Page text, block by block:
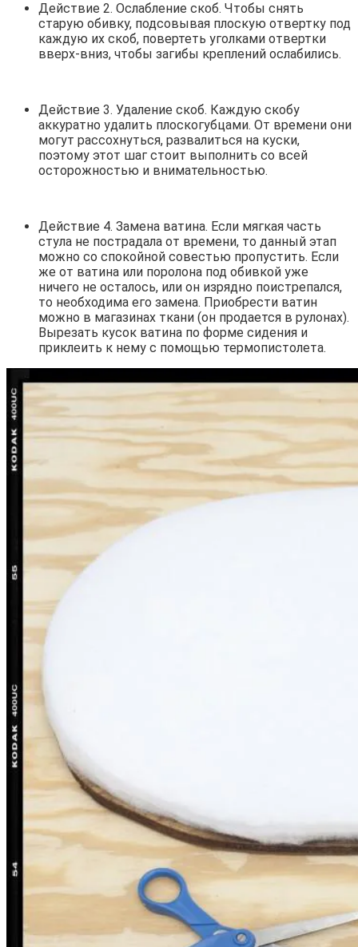
Действие 2. Ослабление скоб. Чтобы снять
старую обивку, подсовывая плоскую отвертку под
каждую их скоб, повертеть уголками отвертки
вверх-вниз, чтобы загибы креплений ослабились.
Действие 3. Удаление скоб. Каждую скобу
аккуратно удалить плоскогубцами. От времени они
могут рассохнуться, развалиться на куски,
поэтому этот шаг стоит выполнить со всей
осторожностью и внимательностью.
Действие 4. Замена ватина. Если мягкая часть
стула не пострадала от времени, то данный этап
можно со спокойной совестью пропустить. Если
же от ватина или поролона под обивкой уже
ничего не осталось, или он изрядно поистрепался,
то необходима его замена. Приобрести ватин
можно в магазинах ткани (он продается в рулонах).
Вырезать кусок ватина по форме сидения и
приклеить к нему с помощью термопистолета.